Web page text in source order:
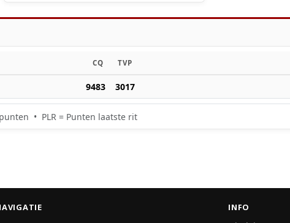
CQ TVP
9483 3017
• PLR = Punten laatste rit
INFO